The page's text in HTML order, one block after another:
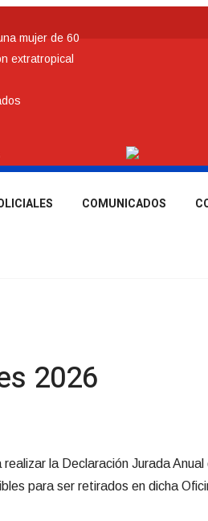
mujer de 60
extratropical
COMUNICADOS
2026
la Declaración Jurada
para ser retirados en dicha